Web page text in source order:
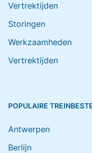
Vertrektijden
Storingen
Werkzaamheden
Vertrektijden
POPULAIRE
Antwerpen
Berlijn